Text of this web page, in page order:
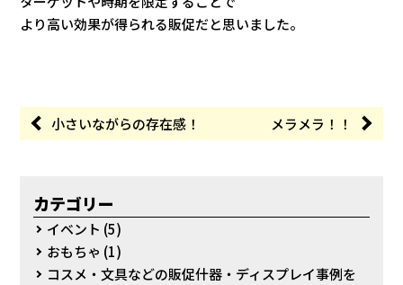
より高い効果が得られる販促だと思いました。
小さいながらの存在感！ メラメラ！！
カテゴリー
イベント (5)
おもちゃ (1)
コスメ・文具などの販促什器・ディスプレイ事例を